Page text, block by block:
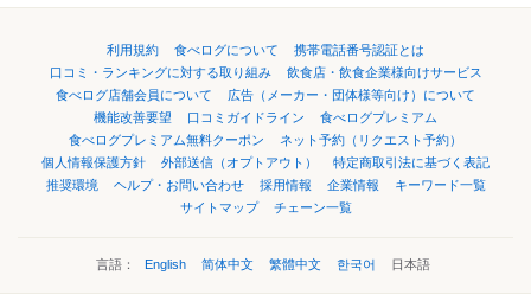
利用規約 食べログについて
携帯電話番号認証とは
口コミ・ランキングに対する取り組み
飲食店・飲食企業様向けサービス
食べログ店舗会員について
広告（メーカー・団体様等向け）について
機能改善要望
口コミガイドライン
食べログプレミアム
食べログプレミアム無料クーポン
ネット予約（リクエスト予約）
個人情報保護方針
外部送信（オプトアウト）
特定商取引法に基づく表記
推奨環境
ヘルプ・お問い合わせ 採用情報 企業情報
キーワード一覧
サイトマップ
チェーン一覧
言語： English 简体中文 繁體中文 한국어 日本語